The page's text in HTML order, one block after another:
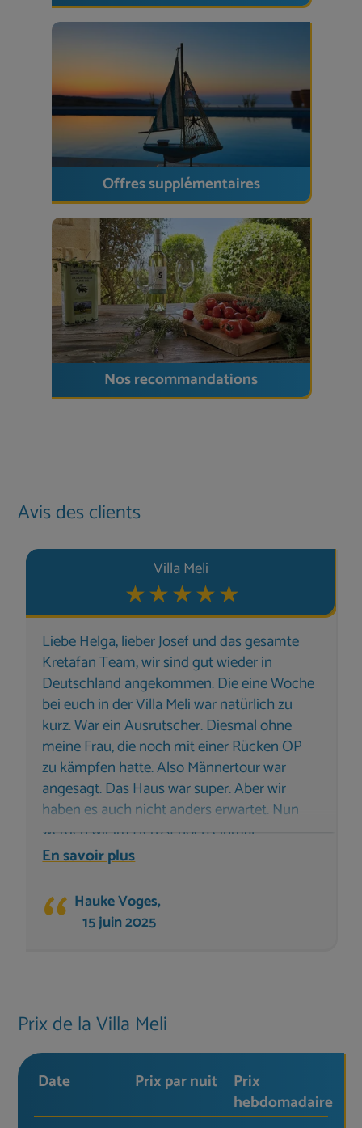
inclus
Produits de soin Damana
Service de ménage, nettoyage
deséjour compris– nettoyage intermédiaire
inclus pour les séjours prolongés
Lave-linge
Détecteurs de fumée et d'incendie
Situation et environs
d'Adelianos Kampos : environ 800 m
Village d'Adelianos Kampos: environ 1,5 km
(accessible à pied)
Tavernes, bars et cafésà proximité
immédiate
Réthymnon: environ 10 min en voiture
locales.
Offres supplémentaires
Nos recommandations
Avis des clients
Villa Meli
Liebe Helga, lieber Josef und das gesamte
Kretafan Team, wir sind gut wieder in
Deutschland angekommen. Die eine Woche
bei euch in der Villa Meli war natürlich zu
kurz. War ein Ausrutscher. Diesmal ohne
meine Frau, die noch mit einer Rücken OP
zu kämpfen hatte. Also Männertour war
angesagt. Das Haus war super. Aber wir
haben es auch nicht anders erwartet. Nun
werden wir im Herbst noch einmal
wiederkommen. Dann aber ein bisschen
Gute. Bleibt gesund !! Grüße aus
Norddeutschland wünschen euch Hauke,
Irena und Niklas
En savoir plus
Hauke Voges,
15 juin 2025
Prix de la Villa Meli
Date Prix par nuit
Prix
hebdomadaire